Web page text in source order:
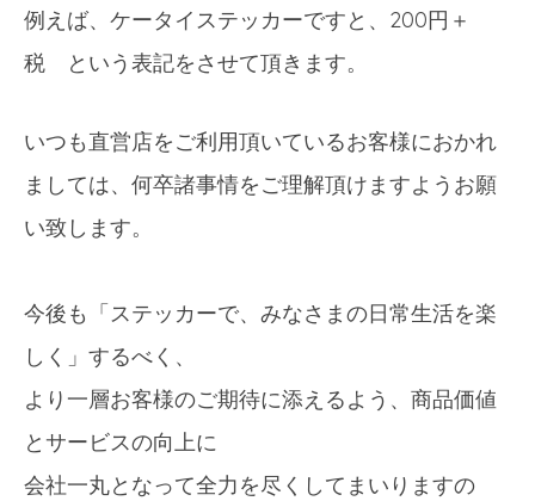
例えば、ケータイステッカーですと、200円＋
税 という表記をさせて頂きます。
いつも直営店をご利用頂いているお客様におかれ
ましては、何卒諸事情をご理解頂けますようお願
い致します。
今後も「ステッカーで、みなさまの日常生活を楽
しく」するべく、
より一層お客様のご期待に添えるよう、商品価値
とサービスの向上に
会社一丸となって全力を尽くしてまいりますの